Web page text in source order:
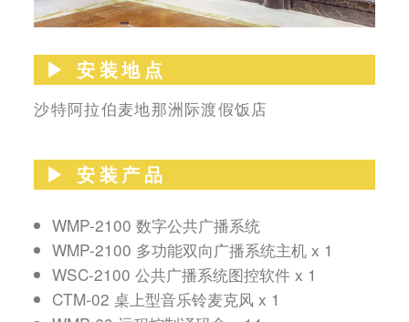
▶︎ 安装地点
沙特阿拉伯麦地那洲际渡假饭店
▶︎ 安装产品
WMP-2100 数字公共广播系统
WMP-2100 多功能双向广播系统主机 x 1
WSC-2100 公共广播系统图控软件 x 1
CTM-02 桌上型音乐铃麦克风 x 1